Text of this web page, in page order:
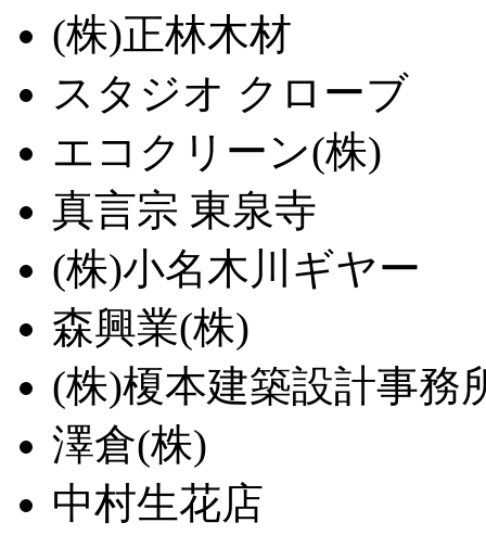
(株)正林木材
スタジオ クローブ
エコクリーン(株)
真言宗 東泉寺
(株)小名木川ギヤー
森興業(株)
(株)榎本建築設計事務
澤倉(株)
中村生花店